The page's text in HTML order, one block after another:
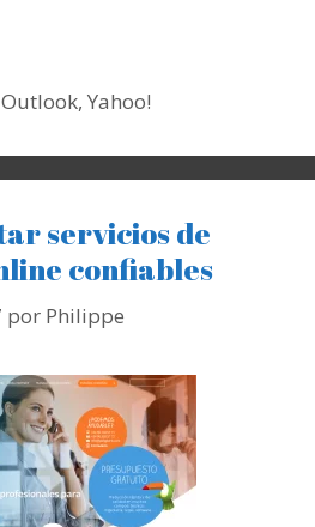
Outlook,Yahoo!
servicios de
confiables
por Philippe